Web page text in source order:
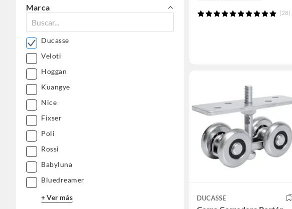
Marca
Ducasse
Veloti
Hoggan
Kuangye
Nice
Fixser
Poli
Rossi
Babyluna
Bluedreamer
+ Ver más
(28)
DUCASSE